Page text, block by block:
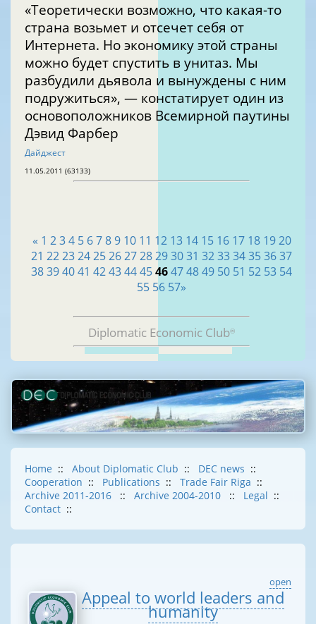
«Теоретически возможно, что какая-то
страна возьмет и отсечет себя от
Интернета. Но экономику этой страны
можно будет спустить в унитаз. Мы
разбудили дьявола и вынуждены с ним
подружиться», — констатирует один из
основоположников Всемирной паутины
Дэвид Фарбер
Дайджест
11.05.2011 (63133)
« 1 2 3 4 5 6 7 8 9 10 11 12 13 14 15 16 17 18 19 20
21 22232425262728293031 323334353637
38394041 4243444546474849 50 51 52 53 54
55 56 57»
Diplomatic Economic Club®
Home :: About Diplomatic Club :: DEC news ::
Cooperation :: Publications :: Trade Fair Riga ::
Archive 2011-2016
:: Archive 2004-2010 :: Legal ::
Contact ::
open
Appeal to world leaders and
humanity